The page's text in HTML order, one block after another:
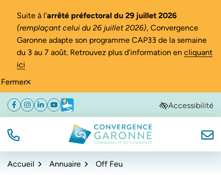
Fermer
Suite à l’arrêté préfectoral du 29 juillet 2026
(remplaçant celui du 26 juillet 2026), Convergence
Garonne adapte son programme CAP33 de la semaine
du 3 au 7 août. Retrouvez plus d’information en cliquant
ici
Aller
navigation
Aller
au
Aller
au
de
Facebook
(ouverture dans un nouvel onglet)
Instagram
(ouverture dans un nouvel onglet)
Linkedin
(ouverture dans un nouvel onglet)
YouTube
(ouverture dans un nouvel onglet)
Météo
(ouverture dans un nouvel onglet)Accessibilité
TÉL. Convergence Garonne
Accueil Annuaire Off Feu